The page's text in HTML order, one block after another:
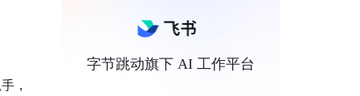
，
字节跳动旗下 AI 工作平台